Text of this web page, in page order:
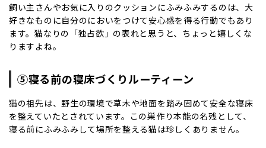
飼い主さんやお気に入りのクッションにふみふみするのは、大
好きなものに自分のにおいをつけて安心感を得る行動でもあり
ます。猫なりの「独占欲」の表れと思うと、ちょっと嬉しくな
りますよね。
⑤寝る前の寝床づくりルーティーン
猫の祖先は、野生の環境で草木や地面を踏み固めて安全な寝床
を整えていたとされています。この巣作り本能の名残として、
寝る前にふみふみして場所を整える猫は珍しくありません。